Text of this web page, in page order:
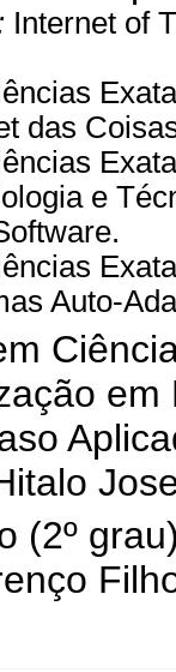
Internet of
das
e
Auto-
em
(2º